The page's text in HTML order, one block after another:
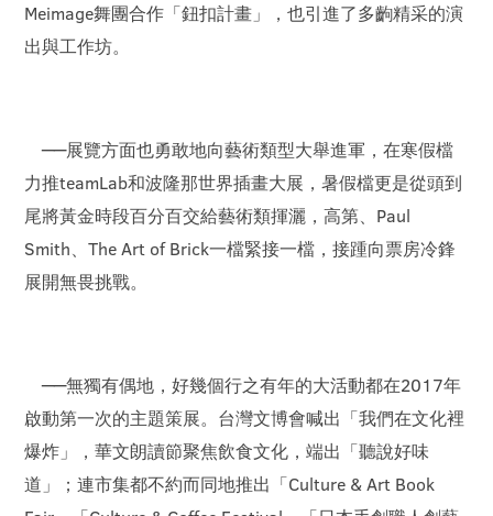
Meimage舞團合作「鈕扣計畫」，也引進了多齣精采的演
出與工作坊。
──展覽方面也勇敢地向藝術類型大舉進軍，在寒假檔
力推teamLab和波隆那世界插畫大展，暑假檔更是從頭到
尾將黃金時段百分百交給藝術類揮灑，高第、Paul
Smith、The Art of Brick一檔緊接一檔，接踵向票房冷鋒
展開無畏挑戰。
──無獨有偶地，好幾個行之有年的大活動都在2017年
啟動第一次的主題策展。台灣文博會喊出「我們在文化裡
爆炸」，華文朗讀節聚焦飲食文化，端出「聽說好味
道」；連市集都不約而同地推出「Culture & Art Book